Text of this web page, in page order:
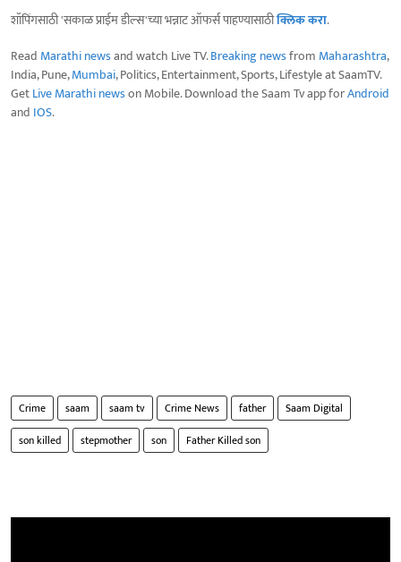
शॉपिंगसाठी 'सकाळ प्राईम डील्स'च्या भन्नाट ऑफर्स पाहण्यासाठीक्लिक करा.
Read Marathi newsand watch Live TV.Breaking newsfrom Maharashtra,
India, Pune,Mumbai, Politics, Entertainment, Sports, Lifestyle at SaamTV.
GetLive Marathi newson Mobile. Download the Saam Tv app forAndroid
and IOS.
Crime saam saam tv Crime News father
Saam Digital
son killed
stepmother son Father Killed son